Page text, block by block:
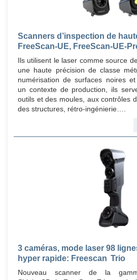
Scanners d’inspection de
FreeScan-UE, FreeScan-UE-
Ils utilisent le laser comme source
une haute précision de classe
numérisation de surfaces noires
un contexte de production, ils
outils et des moules, aux contrôles
des structures, rétro-ingénierie….
3 caméras, mode laser 98
hyper rapide: Freescan Trio
Nouveau scanner de la